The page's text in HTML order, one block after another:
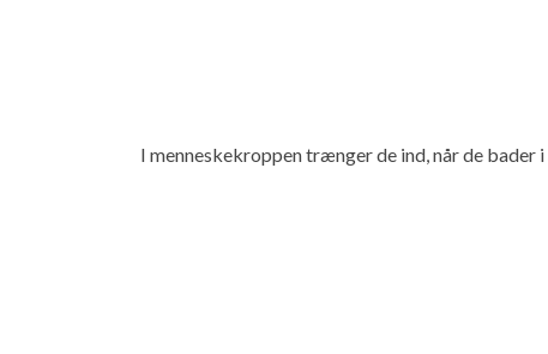
I menneskekroppen trænger de ind, når de bader